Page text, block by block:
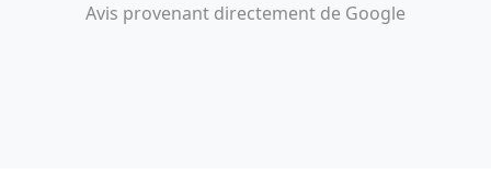
Avis provenant directement de Google